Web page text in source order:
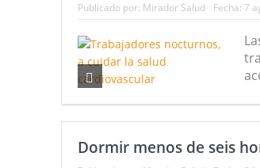
Publicado por: Mirador Salud Fecha: 7
Dormir menos de seis